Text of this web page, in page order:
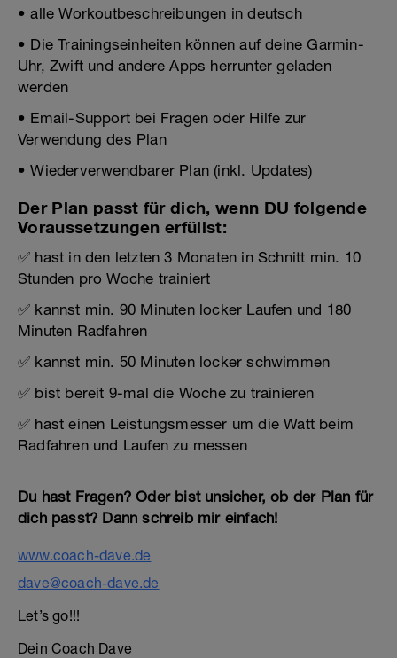
• alle Workoutbeschreibungen in deutsch
• Die Trainingseinheiten können auf deine Garmin-
Uhr, Zwift und andere Apps herrunter geladen
werden
• Email-Support bei Fragen oder Hilfe zur
Verwendung des Plan
• Wiederverwendbarer Plan (inkl. Updates)
Der Plan passt für dich, wenn DU folgende
Voraussetzungen erfüllst:
✅ hast in den letzten 3 Monaten in Schnitt min. 10
Stunden pro Woche trainiert
✅ kannst min. 90 Minuten locker Laufen und 180
Minuten Radfahren
✅ kannst min. 50 Minuten locker schwimmen
✅ bist bereit 9-mal die Woche zu trainieren
✅ hast einen Leistungsmesser um die Watt beim
Radfahren und Laufen zu messen
Du hast Fragen? Oder bist unsicher, ob der Plan für
dich passt? Dann schreib mir einfach!
www.coach-dave.de
dave@coach-dave.de
Let’s go!!!
Dein Coach Dave